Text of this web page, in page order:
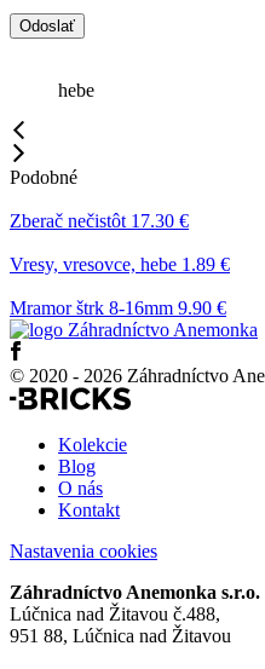
hebe
Podobné
Zberač nečistôt 17.30 €
Vresy, vresovce, hebe 1.89 €
Mramor štrk 8-16mm 9.90 €
© 2020 - 2026 Záhradníctvo
Kolekcie
Blog
O nás
Kontakt
Nastavenia cookies
Záhradníctvo Anemonka s.r.o.
Lúčnica nad Žitavou č.488,
951 88, Lúčnica nad Žitavou